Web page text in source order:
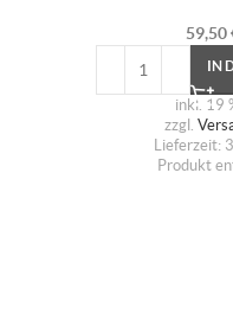
59,50
IN
inkl. 19
zzgl.
Lieferzeit:
Produkt